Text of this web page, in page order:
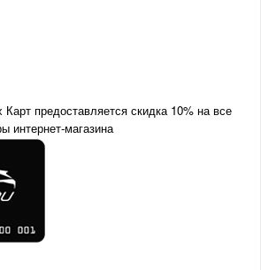
предоставляется скидка 10% на все
интернет-магазина